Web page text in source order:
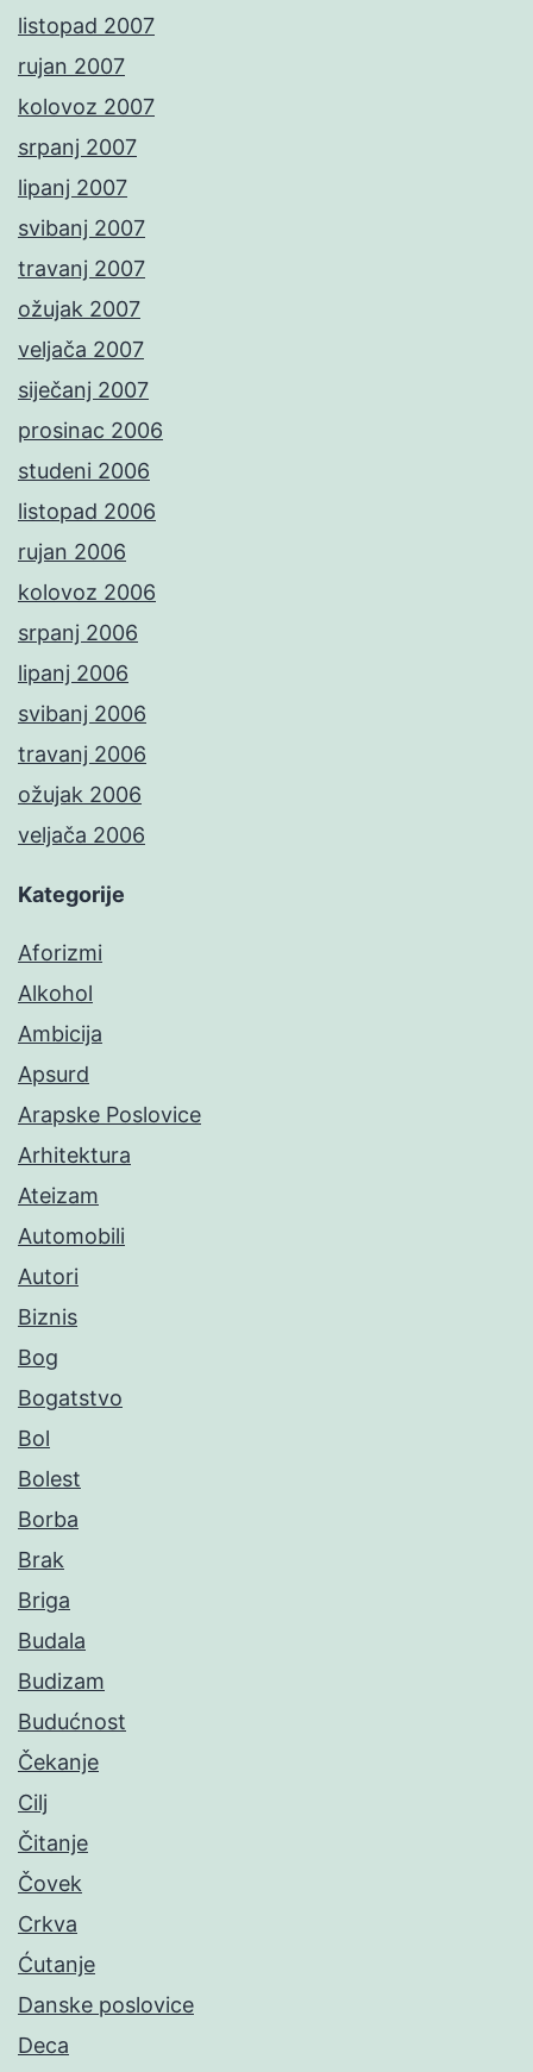
listopad 2007
rujan 2007
kolovoz 2007
srpanj 2007
lipanj 2007
svibanj 2007
travanj 2007
ožujak 2007
veljača 2007
siječanj 2007
prosinac 2006
studeni 2006
listopad 2006
rujan 2006
kolovoz 2006
srpanj 2006
lipanj 2006
svibanj 2006
travanj 2006
ožujak 2006
veljača 2006
Kategorije
Aforizmi
Alkohol
Ambicija
Apsurd
Arapske Poslovice
Arhitektura
Ateizam
Automobili
Autori
Biznis
Bog
Bogatstvo
Bol
Bolest
Borba
Brak
Briga
Budala
Budizam
Budućnost
Čekanje
Cilj
Čitanje
Čovek
Crkva
Ćutanje
Danske poslovice
Deca